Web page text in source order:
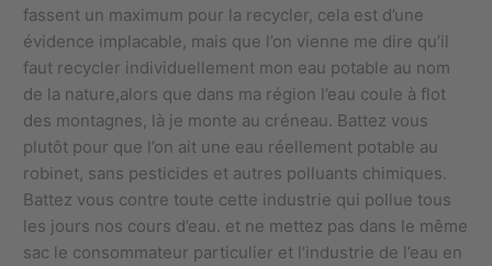
fassent un maximum pour la recycler, cela est d’une
évidence implacable, mais que l’on vienne me dire qu’il
faut recycler individuellement mon eau potable au nom
de la nature,alors que dans ma région l’eau coule à flot
des montagnes, là je monte au créneau. Battez vous
plutôt pour que l’on ait une eau réellement potable au
robinet, sans pesticides et autres polluants chimiques.
Battez vous contre toute cette industrie qui pollue tous
les jours nos cours d’eau. et ne mettez pas dans le même
sac le consommateur particulier et l’industrie de l’eau en